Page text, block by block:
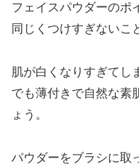
フェイスパウダーのポ
同じくつけすぎないこ
肌が白くなりすぎてし
でも薄付きで自然な素
ょう。
パウダーをブラシに取